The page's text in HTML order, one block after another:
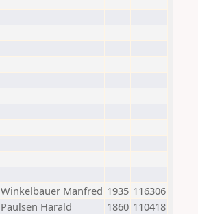
Winkelbauer Manfred 1935 116306
Paulsen Harald 1860 110418